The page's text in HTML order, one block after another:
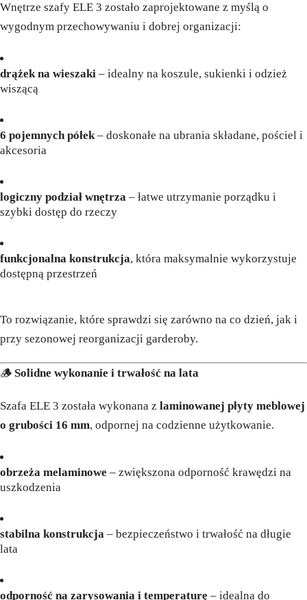
Wnętrze szafy ELE 3 zostało zaprojektowane z myślą o
wygodnym przechowywaniu i dobrej organizacji:
drążek na wieszaki – idealny na koszule, sukienki i odzież
wiszącą
6 pojemnych półek– doskonałe na ubrania składane, pościel i
akcesoria
logiczny podział wnętrza – łatwe utrzymanie porządku i
szybki dostęp do rzeczy
funkcjonalna konstrukcja, która maksymalnie wykorzystuje
dostępną przestrzeń
To rozwiązanie, które sprawdzi się zarówno na co dzień, jak i
przy sezonowej reorganizacji garderoby.
🪵 Solidne wykonanie i trwałość na lata
Szafa ELE 3 została wykonana z laminowanej płyty meblowej
o grubości 16 mm, odpornej na codzienne użytkowanie.
obrzeża melaminowe – zwiększona odporność krawędzi na
uszkodzenia
stabilna konstrukcja – bezpieczeństwo i trwałość na długie
lata
odporność na zarysowania i temperaturę – idealna do